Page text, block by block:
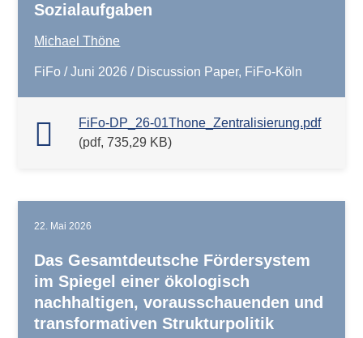
Sozialaufgaben
Michael Thöne
FiFo / Juni 2026 / Discussion Paper, FiFo-Köln
FiFo-DP_26-01Thone_Zentralisierung.pdf
(pdf, 735,29 KB)
22. Mai 2026
Das Gesamtdeutsche Fördersystem
im Spiegel einer ökologisch
nachhaltigen, vorausschauenden und
transformativen Strukturpolitik